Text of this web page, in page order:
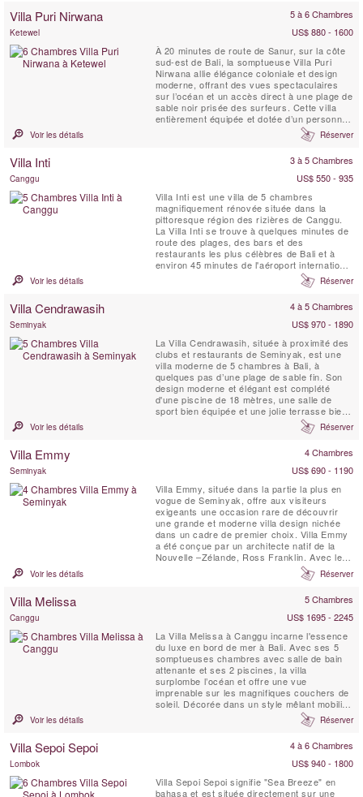
Villa Puri Nirwana 5 à 6 Chambres
Ketewel
US$ 880 - 1600
À 20 minutes de route de Sanur, sur la côte
sud-est de Bali, la somptueuse Villa Puri
Nirwana allie élégance coloniale et design
moderne, offrant des vues spectaculaires
sur l’océan et un accès direct à une plage de
sable noir prisée des surfeurs. Cette villa
entièrement équipée et dotée d’un personnel
professionnel peut accueillir confortablement
jusqu’à 20 personnes dans six grandes
sa salle multimédia, ses pavillons ...
Voir les détails Réserver
Villa Inti 3 à 5 Chambres
Canggu
US$ 550 - 935
Villa Inti est une villa de 5 chambres
magnifiquement rénovée située dans la
pittoresque région des rizières de Canggu.
La Villa Inti se trouve à quelques minutes de
route des plages, des bars et des
restaurants les plus célèbres de Bali et à
environ 45 minutes de l'aéroport international
de Bali. Offrant des vues spectaculaires sur
les rizières en terrasses verdoyantes, elle
bénéficiant d'une intimité totale par rapport
Voir les détails Réserver
Villa Cendrawasih 4 à 5 Chambres
Seminyak
US$ 970 - 1890
La Villa Cendrawasih, située à proximité des
clubs et restaurants de Seminyak, est une
villa moderne de 5 chambres à Bali, à
quelques pas d’une plage de sable fin. Son
design moderne et élégant est complété
d'une piscine de 18 mètres, une salle de
sport bien équipée et une jolie terrasse bien
exposée,. Cendrawasih est parfaite aussi
bien pour des vacances tranquilles en
Voir les détails Réserver
Villa Emmy 4 Chambres
Seminyak
US$ 690 - 1190
Villa Emmy, située dans la partie la plus en
vogue de Seminyak, offre aux visiteurs
exigeants une occasion rare de découvrir
une grande et moderne villa design nichée
dans un cadre de premier choix. Villa Emmy
a été conçue par un architecte natif de la
Nouvelle –Zélande, Ross Franklin. Avec le
souci du détail, le propriétaire a créé une
villa de distinction, devenue une propriété
la meilleure destination de vacances.
Voir les détails Réserver
Villa Melissa 5 Chambres
Canggu
US$ 1695 - 2245
La Villa Melissa à Canggu incarne l'essence
du luxe en bord de mer à Bali. Avec ses 5
somptueuses chambres avec salle de bain
attenante et ses 2 piscines, la villa
surplombe l’océan et offre une vue
imprenable sur les magnifiques couchers de
soleil. Décorée dans un style mêlant mobilier
balinais contemporain et antique, la Villa
Melissa dégage une ambiance moderne et
Ici, vous vous sentirez comme chez vous –
Voir les détails Réserver
Villa Sepoi Sepoi 4 à 6 Chambres
Lombok
US$ 940 - 1800
Villa Sepoi Sepoi signifie "Sea Breeze" en
bahasa et est située directement sur une